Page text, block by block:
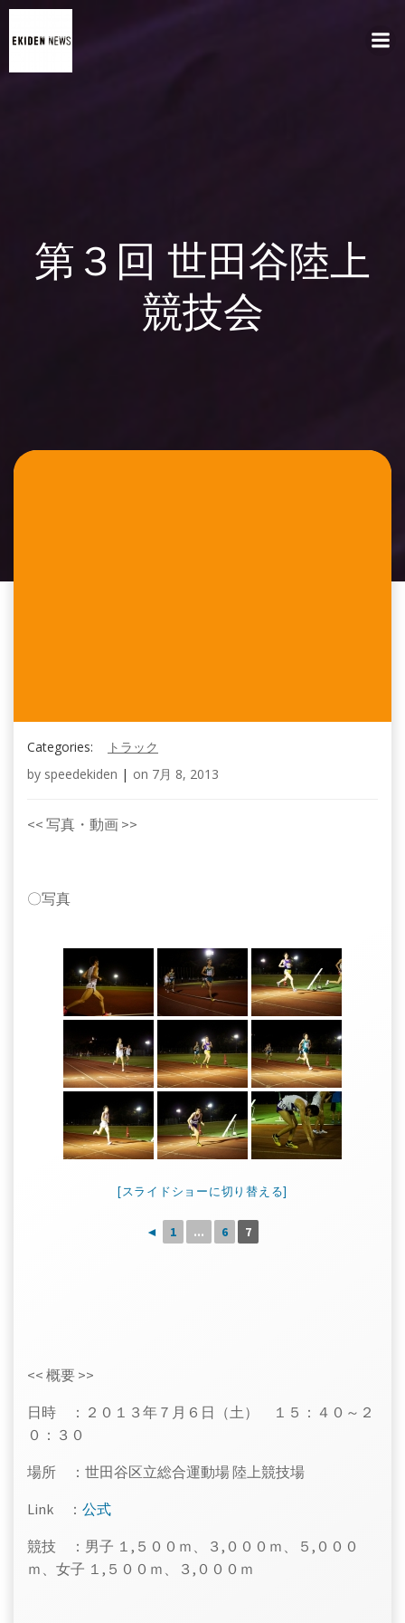
第３回 世田谷陸上
競技会
Categories:
トラック
by speedekiden | on 7月 8, 2013
<< 写真・動画 >>
〇写真
[スライドショーに切り替える]
◄ 1 ... 6 7
<< 概要 >>
日時 ：２０１３年７月６日（土） １５：４０～２
０：３０
場所 ：世田谷区立総合運動場 陸上競技場
Link ： 公式
競技 ：男子 １,５００ｍ、３,０００ｍ、５,０００
ｍ、女子 １,５００ｍ、３,０００ｍ